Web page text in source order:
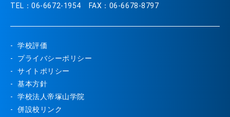
TEL：06-6672-1954 FAX：06-6678-8797
学校評価
プライバシーポリシー
サイトポリシー
基本方針
学校法人帝塚山学院
併設校リンク